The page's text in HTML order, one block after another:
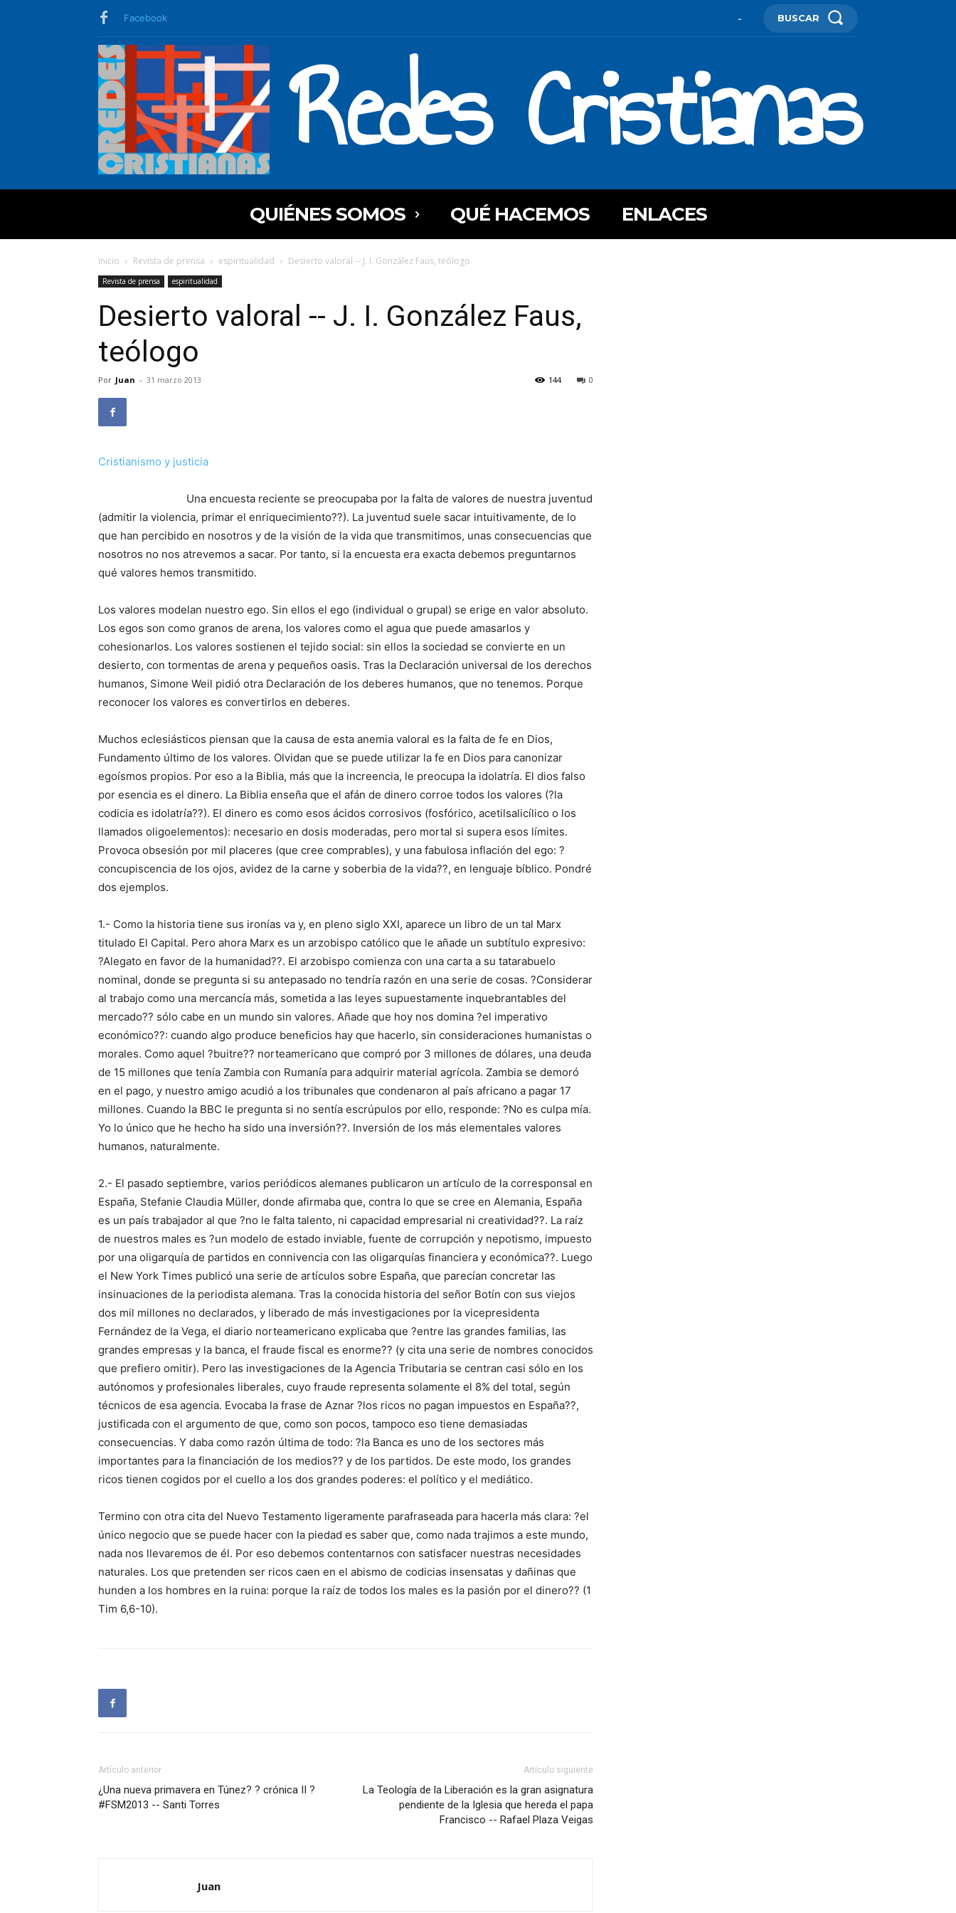
Facebook - BUSCAR
Redes Cristianas
QUIÉNES SOMOS QUÉ HACEMOS ENLACES
Inicio Revista de prensa espiritualidad Desierto valoral -- J. I. González Faus, teólogo
Revista de prensa espiritualidad
Desierto valoral -- J. I. González Faus,
teólogo
Por Juan - 31 marzo 2013 0
144
Cristianismo y justicia
Una encuesta reciente se preocupaba por la falta de valores de nuestra juventud
(admitir la violencia, primar el enriquecimiento??). La juventud suele sacar intuitivamente, de lo
que han percibido en nosotros y de la visión de la vida que transmitimos, unas consecuencias que
nosotros no nos atrevemos a sacar. Por tanto, si la encuesta era exacta debemos preguntarnos
qué valores hemos transmitido.
Los valores modelan nuestro ego. Sin ellos el ego (individual o grupal) se erige en valor absoluto.
Los egos son como granos de arena, los valores como el agua que puede amasarlos y
cohesionarlos. Los valores sostienen el tejido social: sin ellos la sociedad se convierte en un
desierto, con tormentas de arena y pequeños oasis. Tras la Declaración universal de los derechos
humanos, Simone Weil pidió otra Declaración de los deberes humanos, que no tenemos. Porque
reconocer los valores es convertirlos en deberes.
Muchos eclesiásticos piensan que la causa de esta anemia valoral es la falta de fe en Dios,
Fundamento último de los valores. Olvidan que se puede utilizar la fe en Dios para canonizar
egoísmos propios. Por eso a la Biblia, más que la increencia, le preocupa la idolatría. El dios falso
por esencia es el dinero. La Biblia enseña que el afán de dinero corroe todos los valores (?la
codicia es idolatría??). El dinero es como esos ácidos corrosivos (fosfórico, acetilsalicílico o los
llamados oligoelementos): necesario en dosis moderadas, pero mortal si supera esos límites.
Provoca obsesión por mil placeres (que cree comprables), y una fabulosa inflación del ego: ?
concupiscencia de los ojos, avidez de la carne y soberbia de la vida??, en lenguaje bíblico. Pondré
dos ejemplos.
1.- Como la historia tiene sus ironías va y, en pleno siglo XXI, aparece un libro de un tal Marx
titulado El Capital. Pero ahora Marx es un arzobispo católico que le añade un subtítulo expresivo:
?Alegato en favor de la humanidad??. El arzobispo comienza con una carta a su tatarabuelo
nominal, donde se pregunta si su antepasado no tendría razón en una serie de cosas. ?Considerar
al trabajo como una mercancía más, sometida a las leyes supuestamente inquebrantables del
mercado?? sólo cabe en un mundo sin valores. Añade que hoy nos domina ?el imperativo
económico??: cuando algo produce beneficios hay que hacerlo, sin consideraciones humanistas o
morales. Como aquel ?buitre?? norteamericano que compró por 3 millones de dólares, una deuda
de 15 millones que tenía Zambia con Rumanía para adquirir material agrícola. Zambia se demoró
en el pago, y nuestro amigo acudió a los tribunales que condenaron al país africano a pagar 17
millones. Cuando la BBC le pregunta si no sentía escrúpulos por ello, responde: ?No es culpa mía.
Yo lo único que he hecho ha sido una inversión??. Inversión de los más elementales valores
humanos, naturalmente.
2.- El pasado septiembre, varios periódicos alemanes publicaron un artículo de la corresponsal en
España, Stefanie Claudia Müller, donde afirmaba que, contra lo que se cree en Alemania, España
es un país trabajador al que ?no le falta talento, ni capacidad empresarial ni creatividad??. La raíz
de nuestros males es ?un modelo de estado inviable, fuente de corrupción y nepotismo, impuesto
por una oligarquía de partidos en connivencia con las oligarquías financiera y económica??. Luego
el New York Times publicó una serie de artículos sobre España, que parecían concretar las
insinuaciones de la periodista alemana. Tras la conocida historia del señor Botín con sus viejos
dos mil millones no declarados, y liberado de más investigaciones por la vicepresidenta
Fernández de la Vega, el diario norteamericano explicaba que ?entre las grandes familias, las
grandes empresas y la banca, el fraude fiscal es enorme?? (y cita una serie de nombres conocidos
que prefiero omitir). Pero las investigaciones de la Agencia Tributaria se centran casi sólo en los
autónomos y profesionales liberales, cuyo fraude representa solamente el 8% del total, según
técnicos de esa agencia. Evocaba la frase de Aznar ?los ricos no pagan impuestos en España??,
justificada con el argumento de que, como son pocos, tampoco eso tiene demasiadas
consecuencias. Y daba como razón última de todo: ?la Banca es uno de los sectores más
importantes para la financiación de los medios?? y de los partidos. De este modo, los grandes
ricos tienen cogidos por el cuello a los dos grandes poderes: el político y el mediático.
Termino con otra cita del Nuevo Testamento ligeramente parafraseada para hacerla más clara: ?el
único negocio que se puede hacer con la piedad es saber que, como nada trajimos a este mundo,
nada nos llevaremos de él. Por eso debemos contentarnos con satisfacer nuestras necesidades
naturales. Los que pretenden ser ricos caen en el abismo de codicias insensatas y dañinas que
hunden a los hombres en la ruina: porque la raíz de todos los males es la pasión por el dinero?? (1
Tim 6,6-10).
Artículo anterior
¿Una nueva primavera en Túnez? ? crónica II ?
#FSM2013 -- Santi Torres
Artículo siguiente
La Teología de la Liberación es la gran asignatura
pendiente de la Iglesia que hereda el papa
Francisco -- Rafael Plaza Veigas
Juan